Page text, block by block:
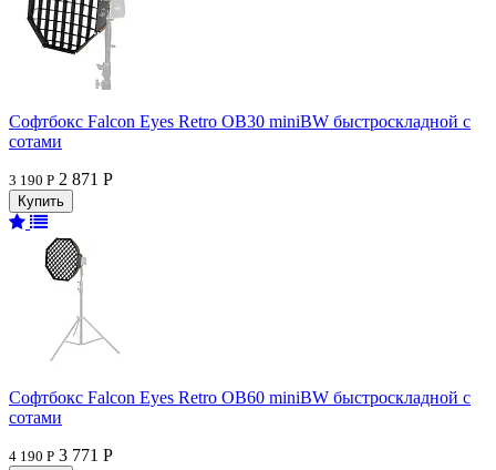
Софтбокс Falcon Eyes Retro OB30 miniBW быстроскладной с
сотами
3 190 Р 2 871 Р
Софтбокс Falcon Eyes Retro OB60 miniBW быстроскладной с
сотами
4 190 Р 3 771 Р